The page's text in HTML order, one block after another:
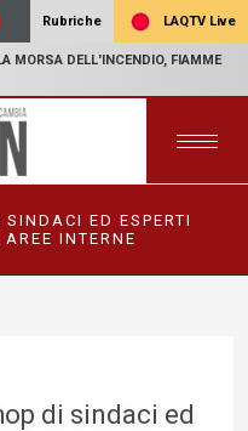
Rubriche LAQTV Live
MORSA DELL'INCENDIO, FIAMME
ED ESPERTI
INTERNE
di sindaci ed